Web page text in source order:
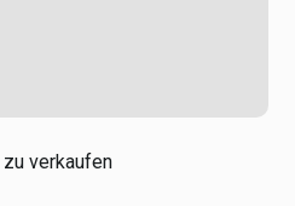
zu verkaufen